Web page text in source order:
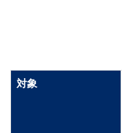
対象